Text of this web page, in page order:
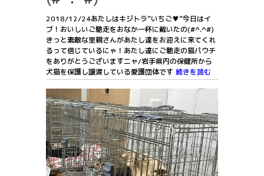
2018/12/24あたしはキジトラ”いちご♥”今日はイ
ブ！おいしいご馳走をおなか一杯に戴いたの(#^.^#)
きっと素敵な里親さんがあたし達をお迎えに来てくれ
るって信じているにゃ！あたし達にご馳走の猫パウチ
をありがとうございますニャ/岩手県内の保健所から
犬猫を保護し譲渡している愛護団体です 続きを読む